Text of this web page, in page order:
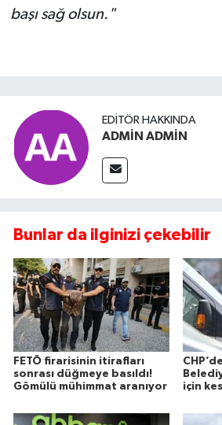
başı sağ olsun."
EDITÖR HAKKINDA
ADMİN ADMİN
Bunlar da ilginizi çekebilir
FETÖ firarisinin itirafları
sonrası düğmeye basıldı!
Gömülü mühimmat aranıyor
için